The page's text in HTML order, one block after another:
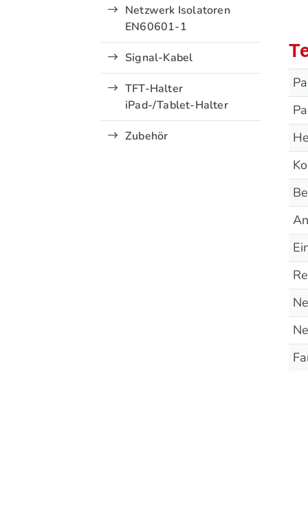
Netzwerk Isolatoren
EN60601-1
Signal-Kabel
TFT-Halter
iPad-/Tablet-Halter
Zubehör